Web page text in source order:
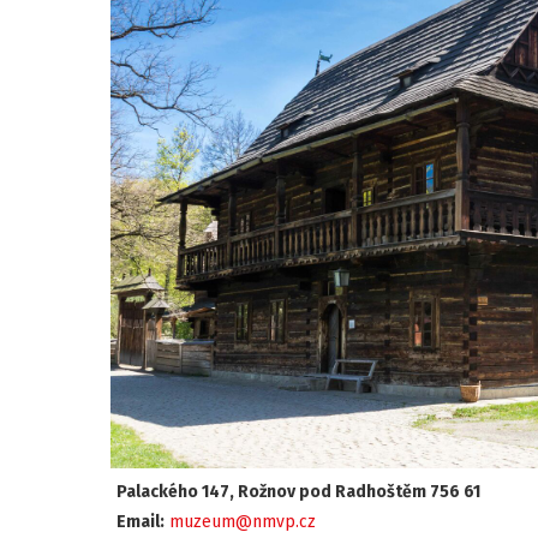
Palackého 147, Rožnov pod Radhoštěm 756 61
Email: muzeum@nmvp.cz